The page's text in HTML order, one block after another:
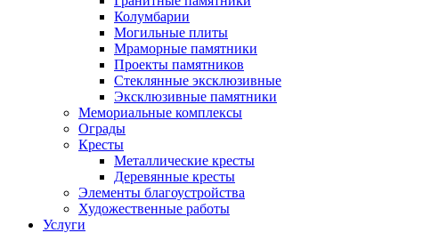
Колумбарии
Могильные плиты
Мраморные памятники
Проекты памятников
Стеклянные эксклюзивные
Эксклюзивные памятники
Мемориальные комплексы
Ограды
Кресты
Металлические кресты
Деревянные кресты
Элементы благоустройства
Художественные работы
Услуги